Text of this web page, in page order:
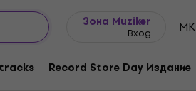
Зона Muziker
Вход MK
Record Store Day Издание